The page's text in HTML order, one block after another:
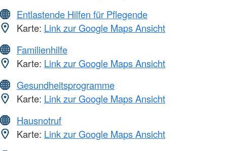
Entlastende Hilfen für Pflegende
Karte: Link zur Google Maps Ansicht
Familienhilfe
Karte: Link zur Google Maps Ansicht
Gesundheitsprogramme
Karte: Link zur Google Maps Ansicht
Hausnotruf
Karte: Link zur Google Maps Ansicht